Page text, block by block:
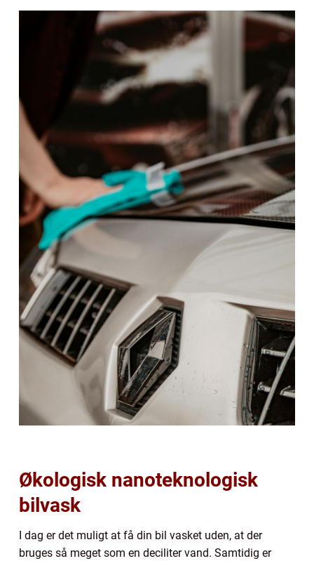
Økologisk nanoteknologisk
bilvask
I dag er det muligt at få din bil vasket uden, at der
bruges så meget som en deciliter vand. Samtidig er